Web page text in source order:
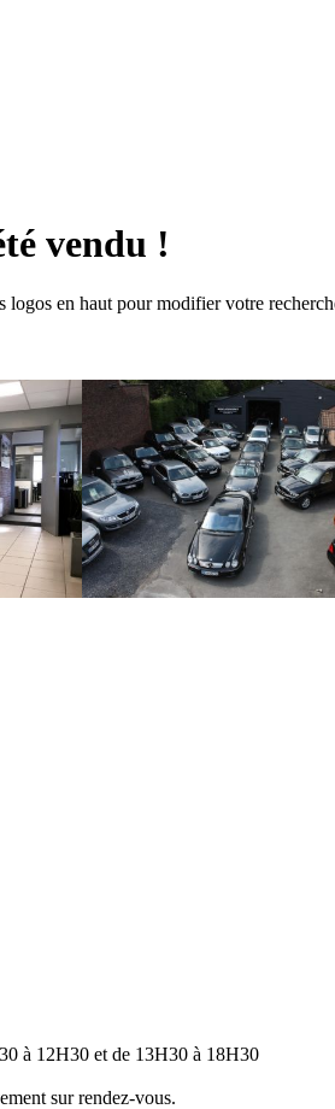
vendu !
logos en haut pour modifier votre
à 12H30 et de 13H30 à 18H30
sur rendez-vous.